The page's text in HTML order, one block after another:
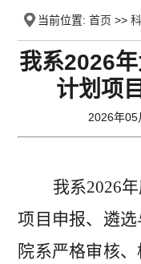
当前位置:首页 >>
我系2026
计划项
2026年
我系2026
项目申报、遴
院系严格审核